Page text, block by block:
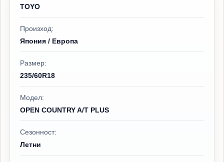
TOYO
Произход:
Япония / Европа
Размер:
235/60R18
Модел:
OPEN COUNTRY A/T PLUS
Сезонност:
Летни